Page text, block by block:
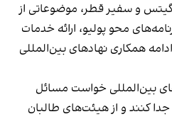
گیتس و سفیر قطر، موضوعاتی از
محو پولیو، ارائه خدمات
همکاری نهادهای بین‌المللی
بین‌المللی خواست مسائل
کنند و از هیئت‌های طالبان